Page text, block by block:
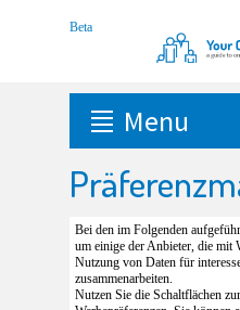
Menu
Bei den im Folgenden
um einige der Anbieter, die mit
Nutzung von Daten für
zusammenarbeiten.
Nutzen Sie die Schaltflächen